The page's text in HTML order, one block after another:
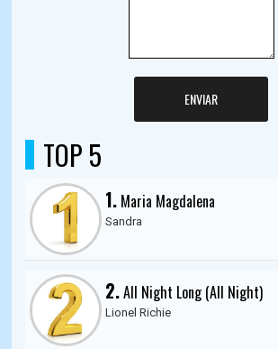
ENVIAR
TOP 5
1. Maria Magdalena
Sandra
2.All Night Long (All Night)
Lionel Richie